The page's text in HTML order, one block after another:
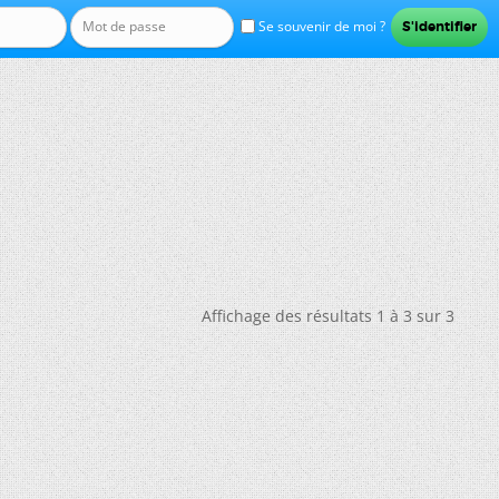
Se souvenir de moi ?
Affichage des résultats 1 à 3 sur 3